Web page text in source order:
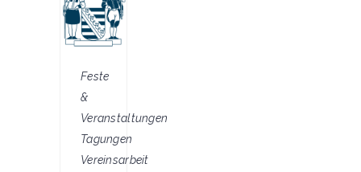
Feste
&
Veranstaltungen
Tagungen
Vereinsarbeit